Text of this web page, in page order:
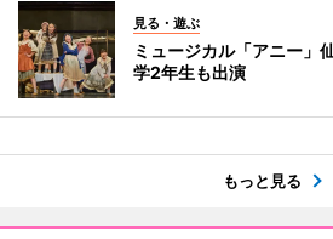
見る・遊ぶ
ミュージカル「アニー
学2年生も出演
もっと見る